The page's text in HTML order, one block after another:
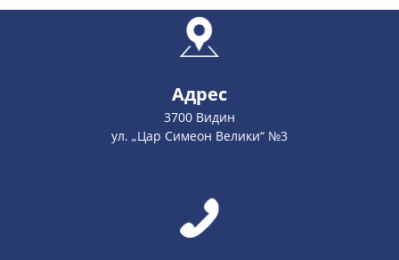
Адрес
3700 Видин
ул. „Цар Симеон Велики“ №3